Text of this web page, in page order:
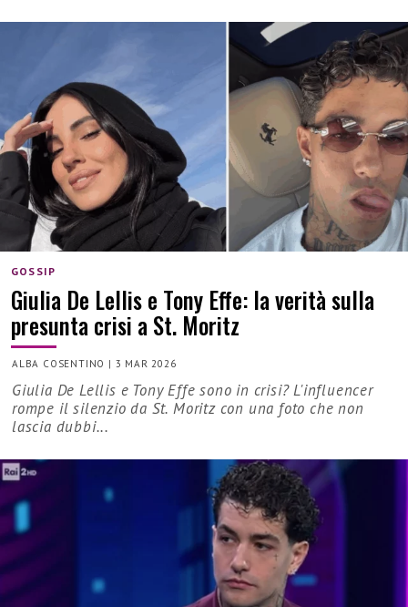
GOSSIP
Giulia De Lellis e Tony Effe: la verità sulla
presunta crisi a St. Moritz
ALBA COSENTINO | 3 MAR 2026
Giulia De Lellis e Tony Effe sono in crisi? L'influencer
rompe il silenzio da St. Moritz con una foto che non
lascia dubbi...